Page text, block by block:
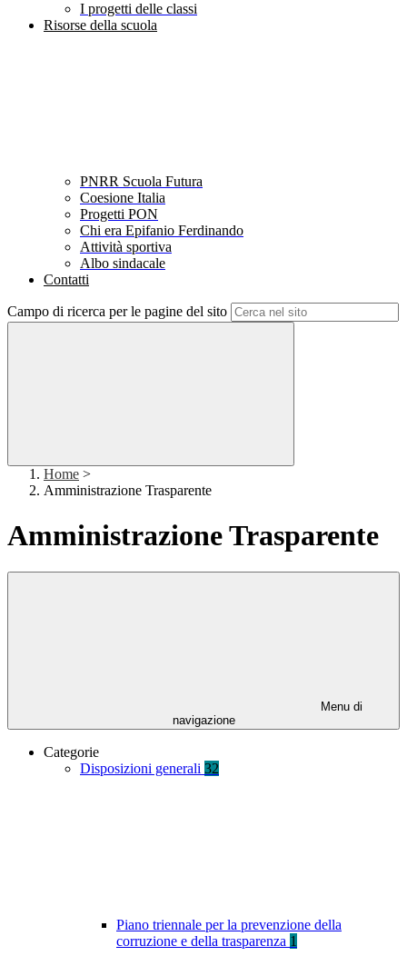
I progetti delle classi
Risorse della scuola
PNRR Scuola Futura
Coesione Italia
Progetti PON
Chi era Epifanio Ferdinando
Attività sportiva
Albo sindacale
Contatti
Campo di ricerca per le pagine del sito
Home >
Amministrazione Trasparente
Amministrazione Trasparente
Menu di
navigazione
Categorie
Disposizioni generali 32
Piano triennale per la prevenzione della
corruzione e della trasparenza 1